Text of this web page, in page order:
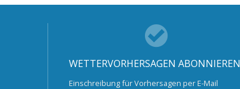
WETTERVORHERSAGEN ABONNIEREN
Einschreibung für Vorhersagen per E-Mail